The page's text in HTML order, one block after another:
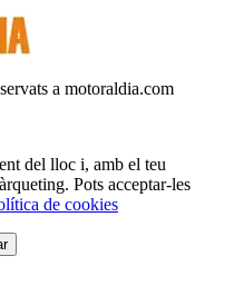
a motoraldia.com
del lloc i, amb el teu
Pots acceptar-les
de cookies